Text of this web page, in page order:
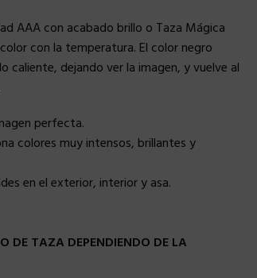
AAA con acabado brillo o Taza Mágica
con la temperatura. El color negro
caliente, dejando ver la imagen, y vuelve al
perfecta.
colores muy intensos, brillantes y
en el exterior, interior y asa.
DE TAZA DEPENDIENDO DE LA